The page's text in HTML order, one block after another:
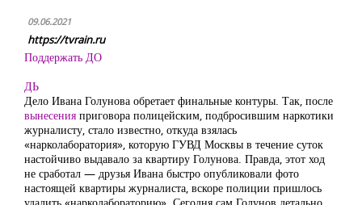
09.06.2021
https://tvrain.ru
Поддержать ДО
ДЬ
Дело Ивана Голунова обретает финальные контуры. Так, после
вынесения приговора полицейским, подбросившим наркотики
журналисту, стало известно, откуда взялась
«нарколаборатория», которую ГУВД Москвы в течение суток
настойчиво выдавало за квартиру Голунова. Правда, этот ход
не сработал — друзья Ивана быстро опубликовали фото
настоящей квартиры журналиста, вскоре полиции пришлось